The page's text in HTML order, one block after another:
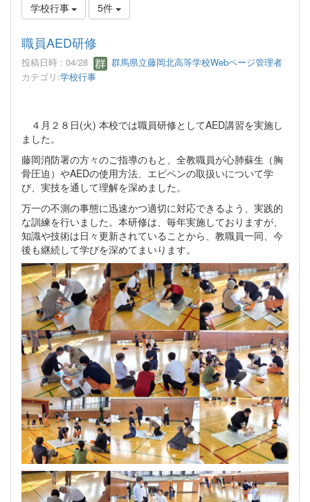
学校行事 5件
職員AED研修
投稿日時 : 04/28
群馬県立藤岡北高等学校Webページ管理者
カテゴリ:学校行事
４月２８日(火) 本校では職員研修としてAED講習を実施し
ました。
藤岡消防署の方々のご指導のもと、全教職員が心肺蘇生（胸
骨圧迫）やAEDの使用方法、エピペンの取扱いについて学
び、実技を通して理解を深めました。
万一の不測の事態に迅速かつ適切に対応できるよう、実践的
な訓練を行いました。本研修は、毎年実施しておりますが、
知識や技術は日々更新されていることから、教職員一同、今
後も継続して学びを深めてまいります。